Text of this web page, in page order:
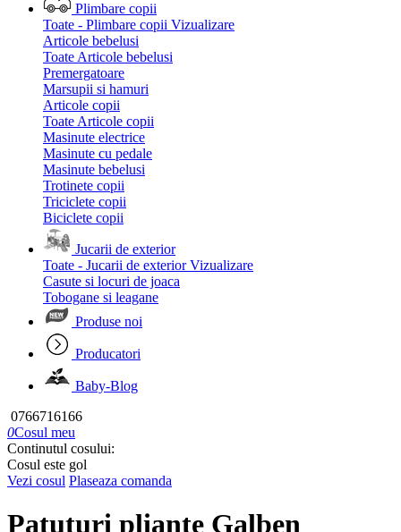
Plimbare copii
Toate - Plimbare copii Vizualizare
Articole bebelusi
Toate Articole bebelusi
Premergatoare
Marsupii si hamuri
Articole copii
Toate Articole copii
Masinute electrice
Masinute cu pedale
Masinute bebelusi
Trotinete copii
Triciclete copii
Biciclete copii
Jucarii de exterior
Toate - Jucarii de exterior Vizualizare
Casute si locuri de joaca
Tobogane si leagane
Produse noi
Producatori
Baby-Blog
0766716166
0Cosul meu
Continutul cosului:
Cosul este gol
Vezi cosul Plaseaza comanda
Patuturi pliante Galben